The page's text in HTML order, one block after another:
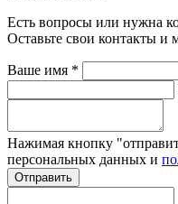
Есть вопросы или нужна
Оставьте свои контакты и
Ваше имя *
Нажимая кнопку
персональных данных и